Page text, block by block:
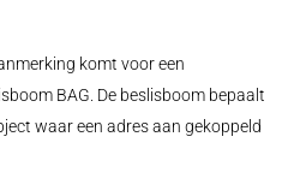
komt voor een
BAG. De beslisboom bepaalt
waar een adres aan gekoppeld